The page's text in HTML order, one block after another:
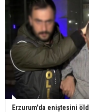
Erzurum'da eniştesini